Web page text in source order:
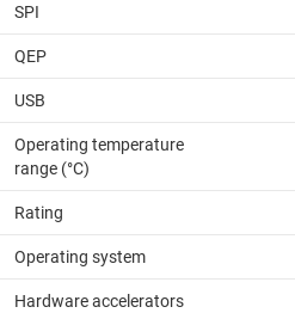
SPI
QEP
USB
Operating temperature
range (°C)
Rating
Operating system
Hardware accelerators